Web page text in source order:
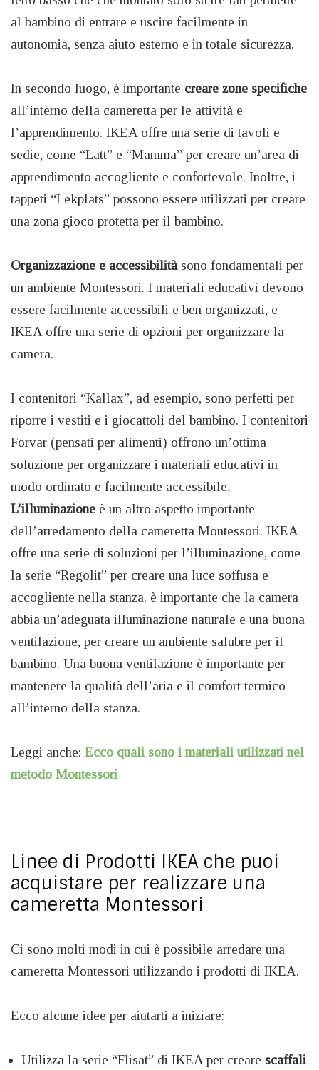
al bambino di entrare e uscire facilmente in
autonomia, senza aiuto esterno e in totale sicurezza.
In secondo luogo, è importante creare zone specifiche
all’interno della cameretta per le attività e
l’apprendimento. IKEA offre una serie di tavoli e
sedie, come “Latt” e “Mamma” per creare un’area di
apprendimento accogliente e confortevole. Inoltre, i
tappeti “Lekplats” possono essere utilizzati per creare
una zona gioco protetta per il bambino.
Organizzazione e accessibilità sono fondamentali per
un ambiente Montessori. I materiali educativi devono
essere facilmente accessibili e ben organizzati, e
IKEA offre una serie di opzioni per organizzare la
camera.
I contenitori “Kallax”, ad esempio, sono perfetti per
riporre i vestiti e i giocattoli del bambino. I contenitori
Forvar (pensati per alimenti) offrono un’ottima
soluzione per organizzare i materiali educativi in
modo ordinato e facilmente accessibile.
L’illuminazione è un altro aspetto importante
dell’arredamento della cameretta Montessori. IKEA
offre una serie di soluzioni per l’illuminazione, come
la serie “Regolit” per creare una luce soffusa e
accogliente nella stanza. è importante che la camera
abbia un’adeguata illuminazione naturale e una buona
ventilazione, per creare un ambiente salubre per il
bambino. Una buona ventilazione è importante per
mantenere la qualità dell’aria e il comfort termico
all’interno della stanza.
Leggi anche: Ecco quali sono i materiali utilizzati nel
metodo Montessori
Linee di Prodotti IKEA che puoi
acquistare per realizzare una
cameretta Montessori
Ci sono molti modi in cui è possibile arredare una
cameretta Montessori utilizzando i prodotti di IKEA.
Ecco alcune idee per aiutarti a iniziare:
Utilizza la serie “Flisat” di IKEA per creare scaffali